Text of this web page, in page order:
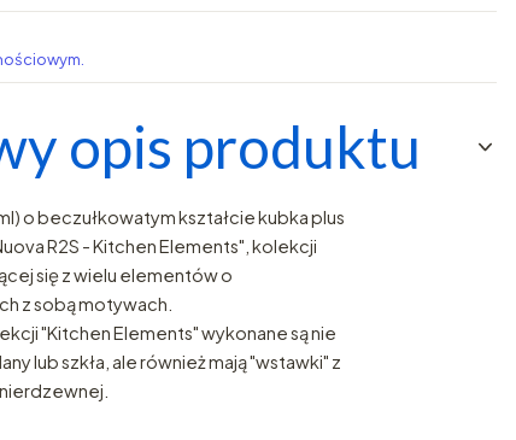
opis produktu
o beczułkowatym kształcie kubka plus
R2S - Kitchen Elements", kolekcji
się z wielu elementów o
z sobą motywach.
"Kitchen Elements" wykonane są nie
lub szkła, ale również mają "wstawki" z